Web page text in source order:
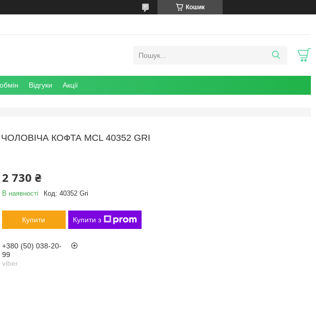
Кошик
Відгуки Акції
КОФТА MCL 40352 GRI
2 730 ₴
В наявності Код: 40352 Gri
Купити Купити з
+380 (50) 038-20-
99
viber